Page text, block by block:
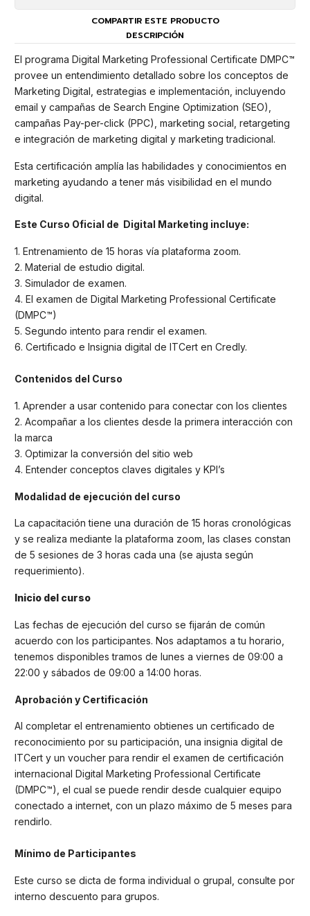
COMPARTIR ESTE PRODUCTO
DESCRIPCIÓN
El programa Digital Marketing Professional Certificate DMPC™
provee un entendimiento detallado sobre los conceptos de
Marketing Digital, estrategias e implementación, incluyendo
email y campañas de Search Engine Optimization (SEO),
campañas Pay-per-click (PPC), marketing social, retargeting
e integración de marketing digital y marketing tradicional.
Esta certificación amplía las habilidades y conocimientos en
marketing ayudando a tener más visibilidad en el mundo
digital.
Este Curso Oficial de Digital Marketing incluye:
1. Entrenamiento de 15 horas vía plataforma zoom.
2. Material de estudio digital.
3. Simulador de examen.
4. El examen de Digital Marketing Professional Certificate
(DMPC™)
5. Segundo intento para rendir el examen.
6. Certificado e Insignia digital de ITCert en Credly.
Contenidos del Curso
1. Aprender a usar contenido para conectar con los clientes
2. Acompañar a los clientes desde la primera interacción con
la marca
3. Optimizar la conversión del sitio web
4. Entender conceptos claves digitales y KPI’s
Modalidad de ejecución del curso
La capacitación tiene una duración de 15 horas cronológicas
y se realiza mediante la plataforma zoom, las clases constan
de 5 sesiones de 3 horas cada una (se ajusta según
requerimiento).
Inicio del curso
Las fechas de ejecución del curso se fijarán de común
acuerdo con los participantes. Nos adaptamos a tu horario,
tenemos disponibles tramos de lunes a viernes de 09:00 a
22:00 y sábados de 09:00 a 14:00 horas.
Aprobación y Certificación
Al completar el entrenamiento obtienes un certificado de
reconocimiento por su participación, una insignia digital de
ITCert y un voucher para rendir el examen de certificación
internacional Digital Marketing Professional Certificate
(DMPC™), el cual se puede rendir desde cualquier equipo
conectado a internet, con un plazo máximo de 5 meses para
rendirlo.
Mínimo de Participantes
Este curso se dicta de forma individual o grupal, consulte por
interno descuento para grupos.